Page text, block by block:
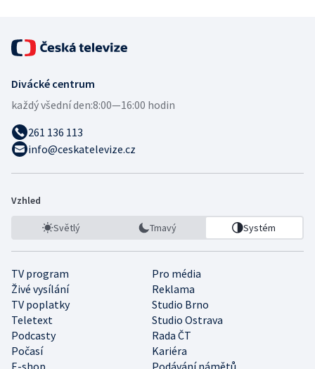
Divácké centrum
každý všední den:8:00—16:00 hodin
261 136 113
info@ceskatelevize.cz
Vzhled
Světlý Tmavý Systém
TV program
Pro média
Živé vysílání
Reklama
TV poplatky
Studio Brno
Teletext
Studio Ostrava
Podcasty
Rada ČT
Počasí
Kariéra
E-shop
Podávání námětů